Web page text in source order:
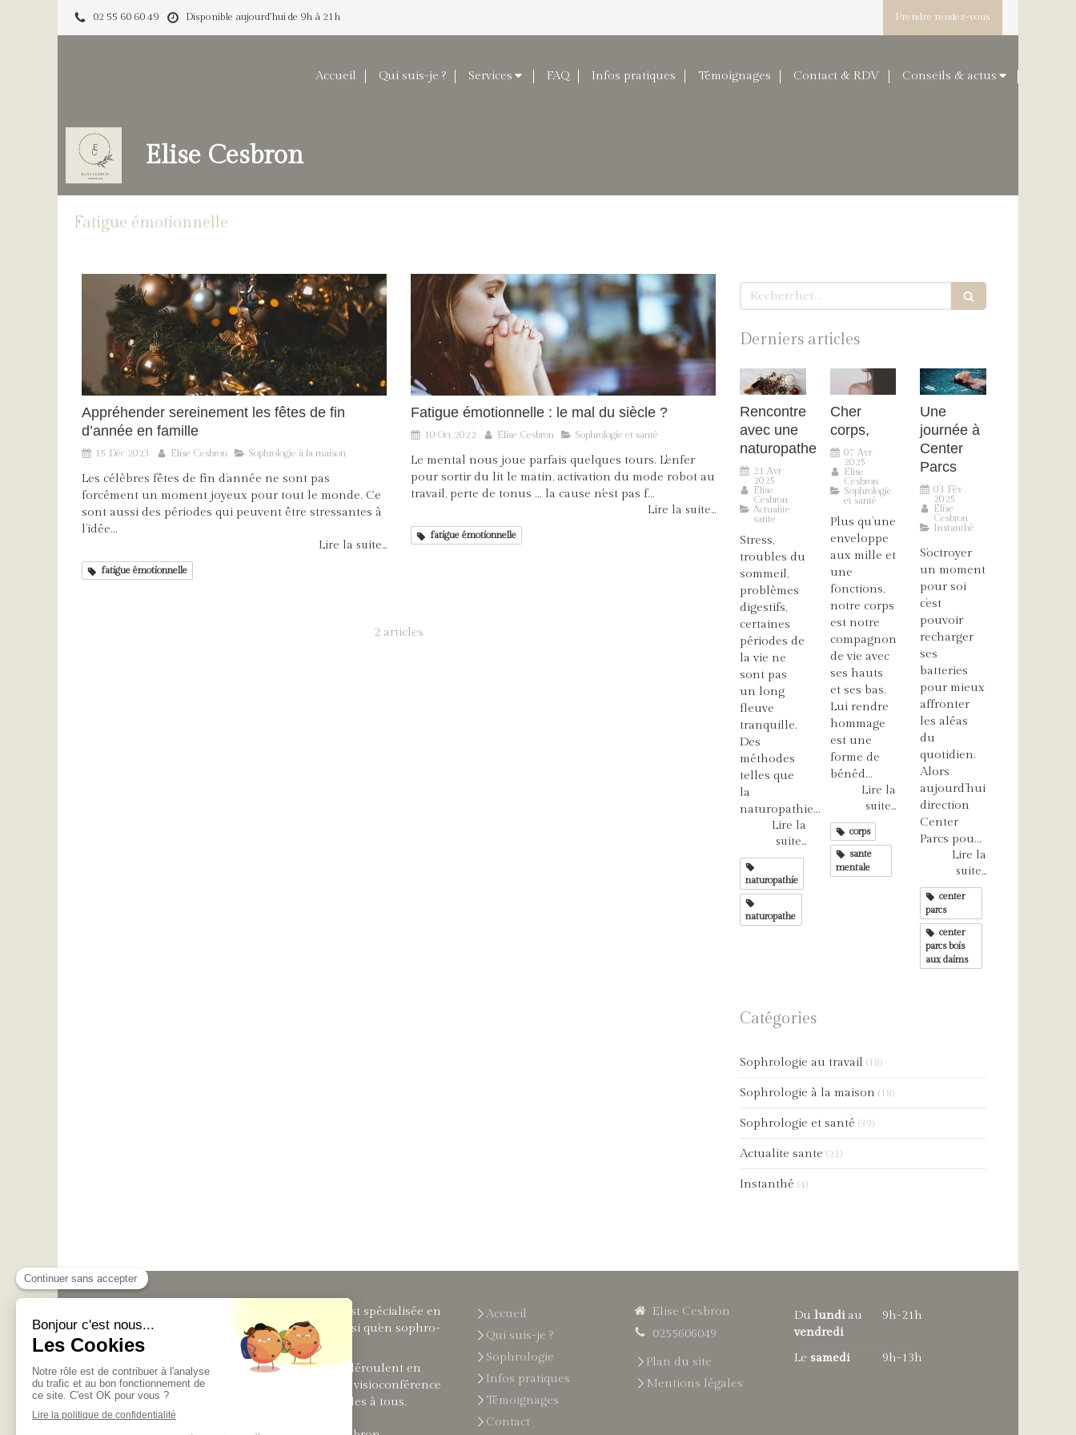
02 55 60 60 49 Disponible aujourd'hui de 9h à 21h Prendre rendez-vous
Accueil Qui suis-je ? Services FAQ Infos pratiques Témoignages Contact & RDV Conseils & actus
Elise Cesbron
Fatigue émotionnelle
Appréhender sereinement les fêtes de fin
d’année en famille
15 Déc 2023 Elise Cesbron Sophrologie à la maison
Les célèbres fêtes de fin d’année ne sont pas
forcément un moment joyeux pour tout le monde. Ce
sont aussi des périodes qui peuvent être stressantes à
l’idée...
Lire la suite...
fatigue émotionnelle
Fatigue émotionnelle : le mal du siècle ?
10 Oct 2022 Elise Cesbron Sophrologie et santé
Le mental nous joue parfais quelques tours. L'enfer
pour sortir du lit le matin, activation du mode robot au
travail, perte de tonus ... la cause n'est pas f...
Lire la suite...
fatigue émotionnelle
2 articles
Rechercher
Derniers articles
Rencontre
avec une
naturopathe
21 Avr
2025
Elise
Cesbron
Actualite
sante
Stress,
troubles du
sommeil,
problèmes
digestifs,
certaines
périodes de
la vie ne
sont pas
un long
fleuve
tranquille.
Des
méthodes
telles que
la
naturopathie...
Lire la
suite...
naturopathie
naturopathe
Cher
corps,
07 Avr
2025
Elise
Cesbron
Sophrologie
et santé
Plus qu’une
enveloppe
aux mille et
une
fonctions,
notre corps
est notre
compagnon
de vie avec
ses hauts
et ses bas.
Lui rendre
hommage
est une
forme de
bénéd...
Lire la
suite...
corps
sante
mentale
Une
journée à
Center
Parcs
03 Fév
2025
Elise
Cesbron
Instanthé
S’octroyer
un moment
pour soi
c’est
pouvoir
recharger
ses
batteries
pour mieux
affronter
les aléas
du
quotidien.
Alors
aujourd’hui
direction
Center
Parcs pou...
Lire la
suite...
center
parcs
center
parcs bois
aux daims
Catégories
Sophrologie au travail (18)
Sophrologie à la maison (18)
Sophrologie et santé (39)
Actualite sante (21)
Instanthé (4)
est spécialisée en
sophrologie ainsi qu'en sophro-
massage
Les séances se déroulent en
structure ou en visioconférence
et sont accessibles à tous.
Accueil
Qui suis-je ?
Sophrologie
Infos pratiques
Témoignages
Contact
Elise Cesbron
0255606049
Plan du site
Mentions légales
Du lundiau
vendredi
9h-21h
Le samedi 9h-13h